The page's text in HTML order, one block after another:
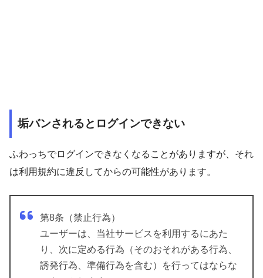
垢バンされるとログインできない
ふわっちでログインできなくなることがありますが、それ
は利用規約に違反してからの可能性があります。
第8条（禁止行為）
ユーザーは、当社サービスを利用するにあた
り、次に定める行為（そのおそれがある行為、
誘発行為、準備行為を含む）を行ってはならな